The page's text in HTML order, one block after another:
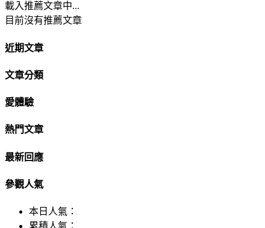
載入推薦文章中...
目前沒有推薦文章
近期文章
文章分類
愛體驗
熱門文章
最新回應
參觀人氣
本日人氣：